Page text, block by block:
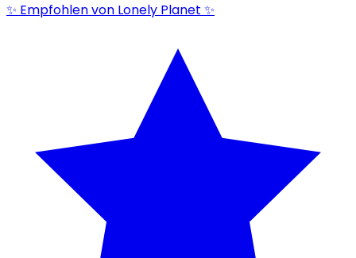
✨ Empfohlen von Lonely Planet ✨